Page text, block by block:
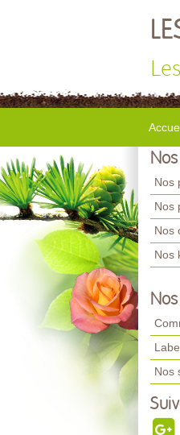
Les
Nos
Nos
Nos
Nos
Nos
Nos
Nos